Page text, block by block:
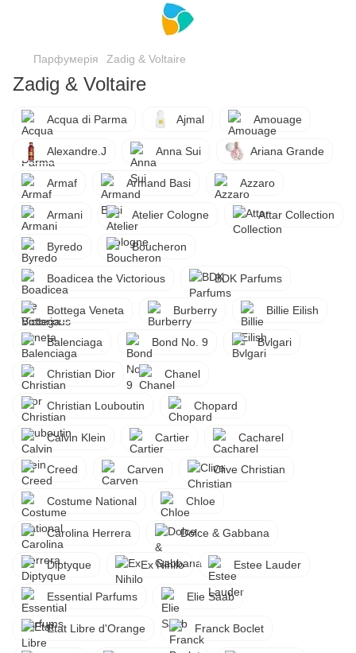
Парфумерія Zadig & Voltaire
Zadig & Voltaire
Acqua di Parma Ajmal Amouage
Alexandre.J Anna Sui Ariana Grande
Armaf Armand Basi Azzaro
Armani Atelier Cologne Attar Collection
Byredo Boucheron
Boadicea the Victorious BDK Parfums
Bottega Veneta Burberry Billie Eilish
Balenciaga Bond No. 9 Bvlgari
Christian Dior Chanel
Christian Louboutin Chopard
Calvin Klein Cartier Cacharel
Creed Carven Clive Christian
Costume National Chloe
Carolina Herrera Dolce & Gabbana
Diptyque Ex Nihilo Estee Lauder
Essential Parfums Elie Saab
Etat Libre d'Orange Franck Boclet